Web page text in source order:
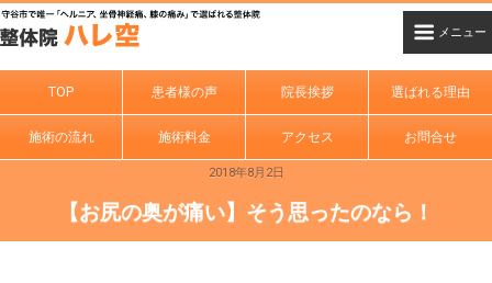
TOP 患者様の声 院長挨拶 選ばれる理由
施術の流れ 施術料金 アクセス お問合せ
2018年8月2日
【お尻の奥が痛い】そう思ったのなら！